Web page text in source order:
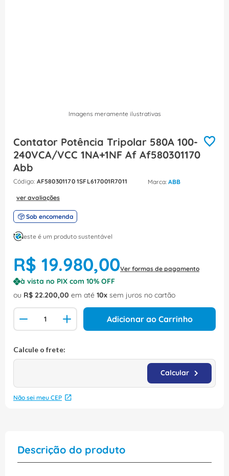
Imagens meramente ilustrativas
Contator Potência Tripolar 580A 100-
240VCA/VCC 1NA+1NF Af Af580301170
Abb
: AF580301170 1SFL617001R7011 ABB
ver avaliações
Sob encomenda
este é um produto sustentável
R$ 19.980,00Ver formas de pagamento
à vista no PIX com 10% OFF
ou R$ 22.200,00 em até 10 sem juros no cartão
Adicionar ao Carrinho
Não sei meu CEP
Descrição do produto